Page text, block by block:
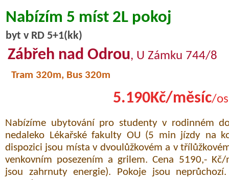
Nabízím 5 míst 2L pokoj
byt v RD 5+1(kk)
Zábřeh nad Odrou, U Zámku 744/8
Tram 320m, Bus 320m
5.190Kč/měsíc/
Nabízíme ubytování pro studenty v rodinném
nedaleko Lékařské fakulty OU (5 min jízdy na
dispozici jsou místa v dvoulůžkovém a v
venkovním posezením a grilem. Cena 5190,-
jsou zahrnuty energie). Pokoje jsou